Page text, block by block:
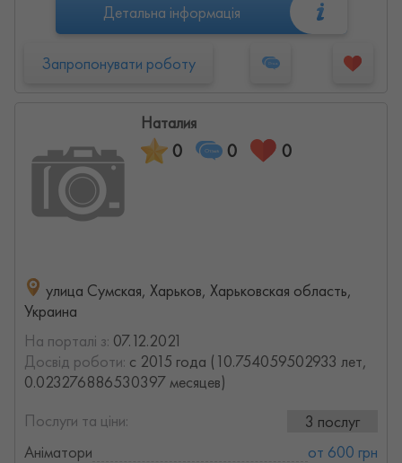
Детальна інформація
Запропонувати роботу
Наталия
0 0 0
улица Сумская, Харьков, Харьковская область,
Украина
На порталі з: 07.12.2021
Досвід роботи: с 2015 года (10.754059502933 лет,
0.023276886530397 месяцев)
Послуги та ціни:
3 послуг
Аніматори
от 600 грн